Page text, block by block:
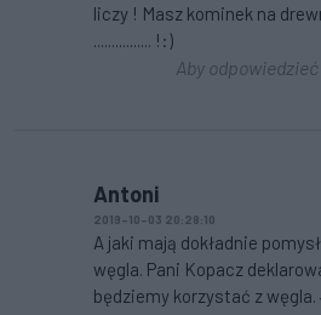
liczy ! Masz kominek na
................ !:)
Aby
Antoni
2019-10-03 20:28:10
A jaki mają dokładnie
węgla. Pani Kopacz
będziemy korzystać z